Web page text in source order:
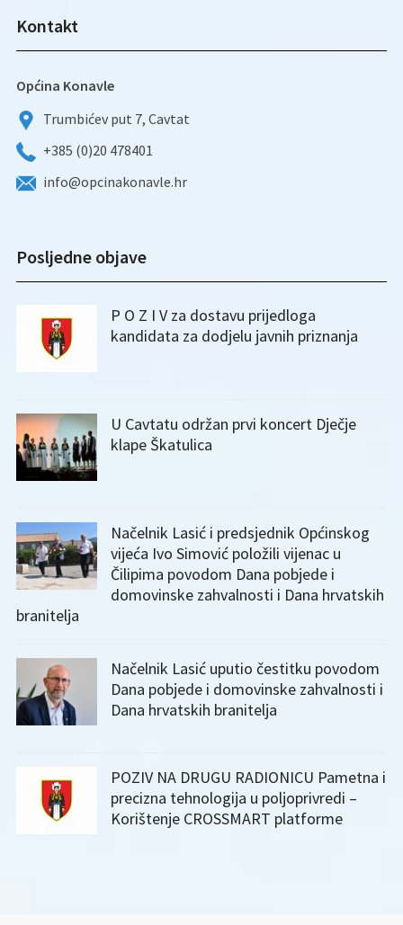
Kontakt
Općina Konavle
Trumbićev put 7, Cavtat
+385 (0)20 478401
info@opcinakonavle.hr
Posljedne objave
P O Z I V za dostavu prijedloga
kandidata za dodjelu javnih priznanja
U Cavtatu održan prvi koncert Dječje
klape Škatulica
Načelnik Lasić i predsjednik Općinskog
vijeća Ivo Simović položili vijenac u
Čilipima povodom Dana pobjede i
domovinske zahvalnosti i Dana hrvatskih
branitelja
Načelnik Lasić uputio čestitku povodom
Dana pobjede i domovinske zahvalnosti i
Dana hrvatskih branitelja
POZIV NA DRUGU RADIONICU Pametna i
precizna tehnologija u poljoprivredi –
Korištenje CROSSMART platforme